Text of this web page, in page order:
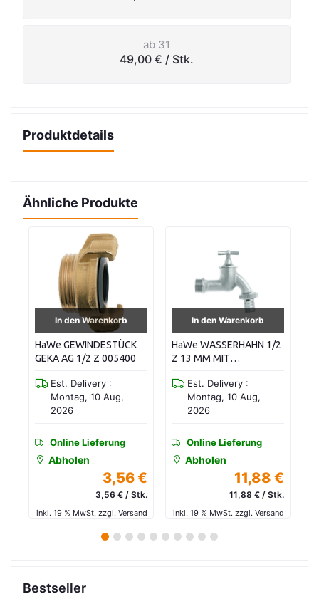
ab 31
49,00 € / Stk.
Produktdetails
Ähnliche Produkte
In den Warenkorb
HaWe GEWINDESTÜCK
GEKA AG 1/2 Z 005400
Est. Delivery :
Montag, 10 Aug,
2026
Online Lieferung
Abholen
3,56 €
3,56 € / Stk.
inkl. 19 % MwSt. zzgl. Versand
In den Warenkorb
HaWe WASSERHAHN 1/2
Z 13 MM MIT
000535Est. Delivery :
Montag, 10 Aug,
2026
Online Lieferung
Abholen
11,88 €
11,88 € / Stk.
inkl. 19 % MwSt. zzgl. Versand
1 2 3 4 5 6 7 8 9 10
Bestseller